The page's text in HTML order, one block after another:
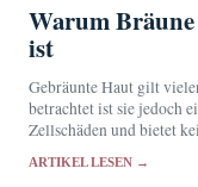
Warum
ist
Gebräunte Haut gilt
betrachtet ist sie jedoch
Zellschäden und bietet
ARTIKEL LESEN →